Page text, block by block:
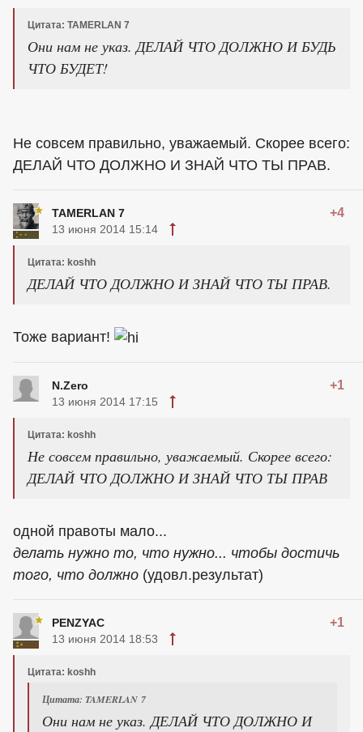
Цитата: TAMERLAN 7
Они нам не указ. ДЕЛАЙ ЧТО ДОЛЖНО И БУДЬ
ЧТО БУДЕТ!
Не совсем правильно, уважаемый. Скорее всего:
ДЕЛАЙ ЧТО ДОЛЖНО И ЗНАЙ ЧТО ТЫ ПРАВ.
TAMERLAN 7 +4
13 июня 2014 15:14
Цитата: koshh
ДЕЛАЙ ЧТО ДОЛЖНО И ЗНАЙ ЧТО ТЫ ПРАВ.
Тоже вариант!
N.Zero +1
13 июня 2014 17:15
Цитата: koshh
Не совсем правильно, уважаемый. Скорее всего:
ДЕЛАЙ ЧТО ДОЛЖНО И ЗНАЙ ЧТО ТЫ ПРАВ
одной правоты мало...
делать нужно то, что нужно... чтобы достичь
того, что должно (удовл.результат)
PENZYAC +1
13 июня 2014 18:53
Цитата: koshh
Цитата: TAMERLAN 7
Они нам не указ. ДЕЛАЙ ЧТО ДОЛЖНО И